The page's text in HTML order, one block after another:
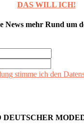
DAS WILL ICH!
News mehr Rund um
stimme ich den